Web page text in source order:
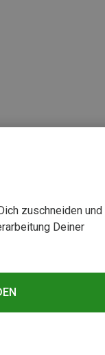
zuschneiden und
Deiner